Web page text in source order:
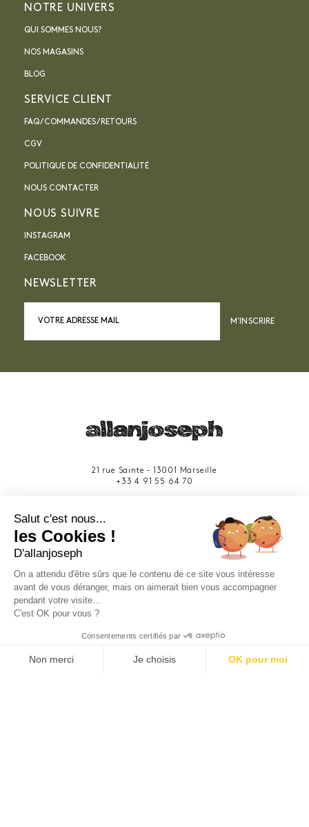
NOTRE UNIVERS
QUI SOMMES NOUS?
NOS MAGASINS
BLOG
SERVICE CLIENT
FAQ / COMMANDES / RETOURS
CGV
POLITIQUE DE CONFIDENTIALITÉ
NOUS CONTACTER
NOUS SUIVRE
INSTAGRAM
FACEBOOK
NEWSLETTER
M’INSCRIRE
21 rue Sainte - 13001 Marseille
+33 4 91 55 64 70
Provence-Alpes-Côte d'Azur.
Salut c'est nous...
les Cookies !
D'allanjoseph
On a attendu d'être sûrs que le contenu de ce site vous intéresse
avant de vous déranger, mais on aimerait bien vous accompagner
pendant votre visite...
C'est OK pour vous ?
Consentements certifiés par
Non merci Je choisis OK pour moi